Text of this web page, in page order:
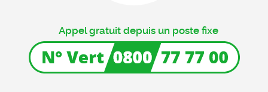
Appel gratuit depuis un poste fixe